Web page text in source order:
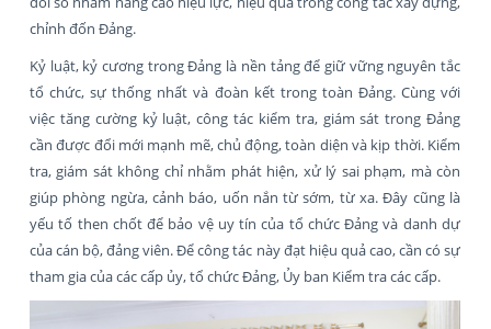
chỉnh đốn Đảng.
Kỷ luật, kỷ cương trong Đảng là nền tảng để giữ vững nguyên tắc
tổ chức, sự thống nhất và đoàn kết trong toàn Đảng. Cùng với
việc tăng cường kỷ luật, công tác kiểm tra, giám sát trong Đảng
cần được đổi mới mạnh mẽ, chủ động, toàn diện và kịp thời. Kiểm
tra, giám sát không chỉ nhằm phát hiện, xử lý sai phạm, mà còn
giúp phòng ngừa, cảnh báo, uốn nắn từ sớm, từ xa. Đây cũng là
yếu tố then chốt để bảo vệ uy tín của tổ chức Đảng và danh dự
của cán bộ, đảng viên. Để công tác này đạt hiệu quả cao, cần có sự
tham gia của các cấp ủy, tổ chức Đảng, Ủy ban Kiểm tra các cấp.